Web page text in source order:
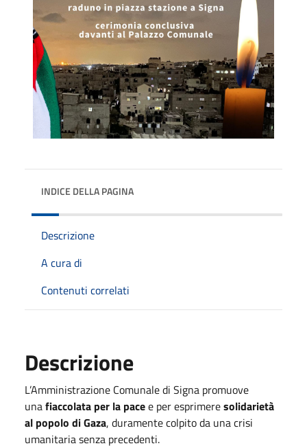
INDICE DELLA PAGINA
Descrizione
A cura di
Contenuti correlati
Descrizione
L’Amministrazione Comunale di Signa promuove
unafiaccolata per la pacee per esprimeresolidarietà
al popolo di Gaza, duramente colpito da una crisi
umanitaria senza precedenti.